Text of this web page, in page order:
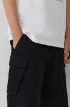
certifiées
fibres naturelles
premières
ressources.